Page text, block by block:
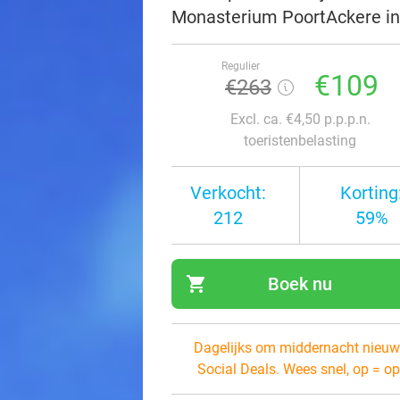
Monasterium PoortAckere
Regulier
€263 €109
Excl. ca. €4,50 p.p.p.n.
toeristenbelasting
Verkocht:
212
59%
shopping_cart Boek nu
Dagelijks om middernacht
Social Deals. Wees snel, op =